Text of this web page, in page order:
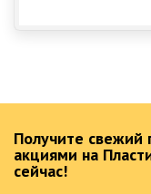
Получите свежий
акциями на
сейчас!